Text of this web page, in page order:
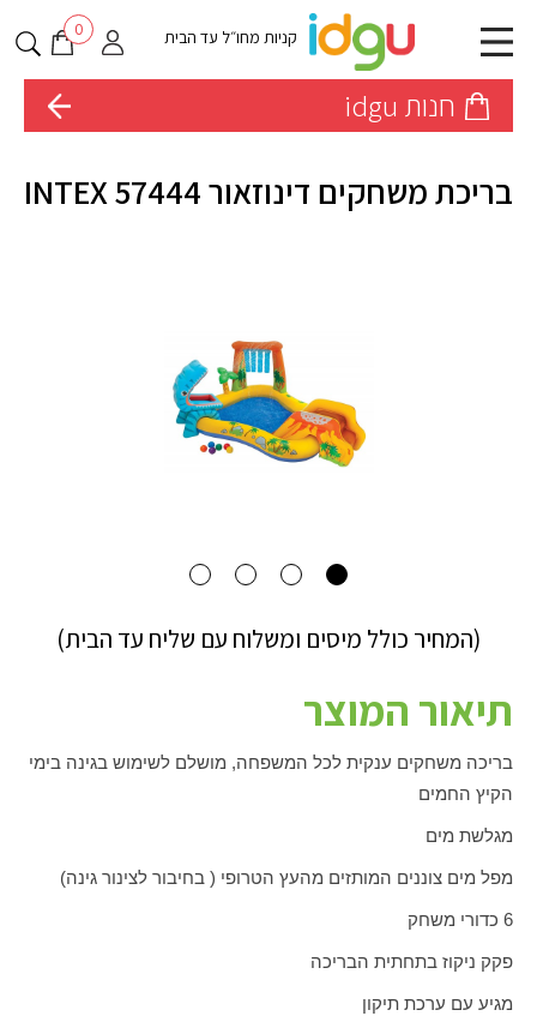
קניות מחו״ל עד הבית 0
חנות idgu
בריכת משחקים דינוזאור INTEX 57444
(המחיר כולל מיסים ומשלוח עם שליח עד הבית)
תיאור המוצר
בריכה משחקים ענקית לכל המשפחה, מושלם לשימוש בגינה בימי
הקיץ החמים
מגלשת מים
מפל מים צוננים המותזים מהעץ הטרופי ( בחיבור לצינור גינה)
6 כדורי משחק
פקק ניקוז בתחתית הבריכה
מגיע עם ערכת תיקון